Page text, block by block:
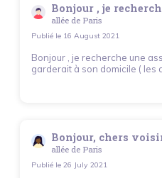
Bonjour , je
allée de Paris
Publié le 16 August 2021
Bonjour , je recherche une
garderait à son domicile ( les
Bonjour, chers
allée de Paris
Publié le 26 July 2021